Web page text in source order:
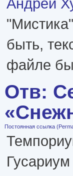
Андрей
быть,
файле
Отв:
Постоянная ссылка
Гусариум